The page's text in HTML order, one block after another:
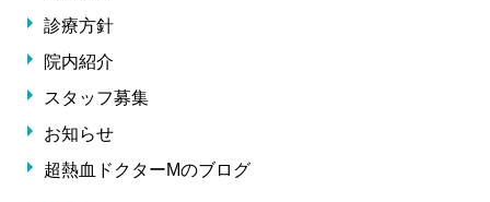
診療方針
院内紹介
スタッフ募集
お知らせ
超熱血ドクターMのブログ